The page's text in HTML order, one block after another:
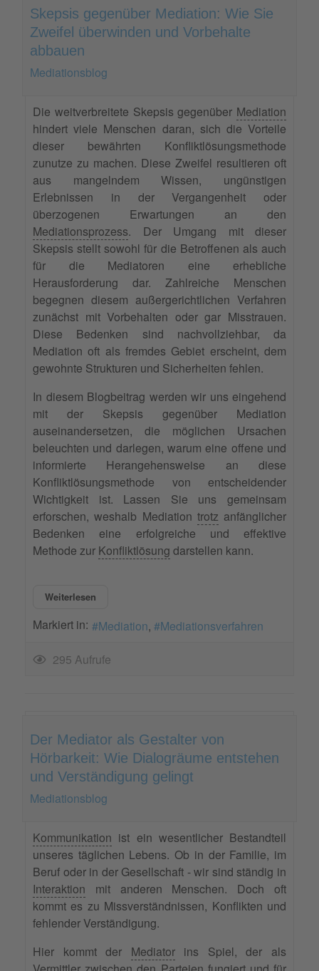
Skepsis gegenüber Mediation: Wie Sie
Zweifel überwinden und Vorbehalte
abbauen
Mediationsblog
Die weitverbreitete Skepsis gegenüber Mediation
hindert viele Menschen daran, sich die Vorteile
dieser bewährten Konfliktlösungsmethode
zunutze zu machen. Diese Zweifel resultieren oft
aus mangelndem Wissen, ungünstigen
Erlebnissen in der Vergangenheit oder
überzogenen Erwartungen an den
Mediationsprozess. Der Umgang mit dieser
Skepsis stellt sowohl für die Betroffenen als auch
für die Mediatoren eine erhebliche
Herausforderung dar. Zahlreiche Menschen
begegnen diesem außergerichtlichen Verfahren
zunächst mit Vorbehalten oder gar Misstrauen.
Diese Bedenken sind nachvollziehbar, da
Mediation oft als fremdes Gebiet erscheint, dem
gewohnte Strukturen und Sicherheiten fehlen.
In diesem Blogbeitrag werden wir uns eingehend
mit der Skepsis gegenüber Mediation
auseinandersetzen, die möglichen Ursachen
beleuchten und darlegen, warum eine offene und
informierte Herangehensweise an diese
Konfliktlösungsmethode von entscheidender
Wichtigkeit ist. Lassen Sie uns gemeinsam
erforschen, weshalb Mediation trotz anfänglicher
Bedenken eine erfolgreiche und effektive
Methode zur Konfliktlösung darstellen kann.
Weiterlesen
Markiert in: Mediation Mediationsverfahren
295 Aufrufe
Der Mediator als Gestalter von
Hörbarkeit: Wie Dialogräume entstehen
und Verständigung gelingt
Mediationsblog
Kommunikation ist ein wesentlicher Bestandteil
unseres täglichen Lebens. Ob in der Familie, im
Beruf oder in der Gesellschaft - wir sind ständig in
Interaktion mit anderen Menschen. Doch oft
kommt es zu Missverständnissen, Konflikten und
fehlender Verständigung.
Hier kommt der Mediatorins Spiel, der als